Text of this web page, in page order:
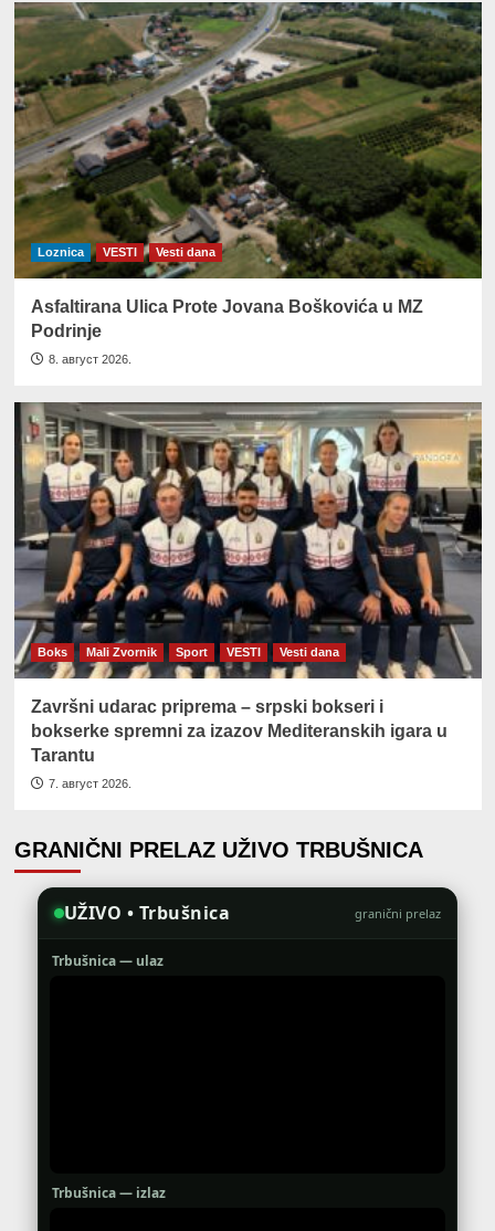
Loznica VESTI Vesti dana
Asfaltirana Ulica Prote Jovana Boškovića u MZ
Podrinje
8. август 2026.
Boks Mali Zvornik Sport VESTI Vesti dana
Završni udarac priprema – srpski bokseri i
bokserke spremni za izazov Mediteranskih igara u
Tarantu
7. август 2026.
GRANIČNI PRELAZ UŽIVO TRBUŠNICA
UŽIVO • Trbušnica granični prelaz
Trbušnica — ulaz
Trbušnica — izlaz